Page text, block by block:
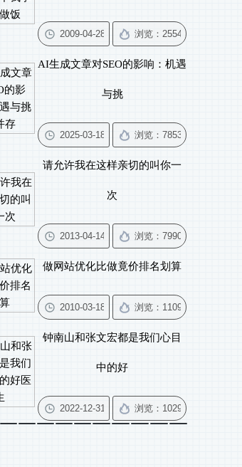
AI生成文章对SEO的影响：机遇
与挑
请允许我在这样亲切的叫你一
次
做网站优化比做竟价排名划算
钟南山和张文宏都是我们心目
中的好